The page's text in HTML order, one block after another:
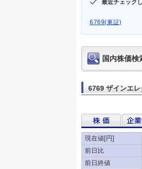
最近チェック
6769(東証)